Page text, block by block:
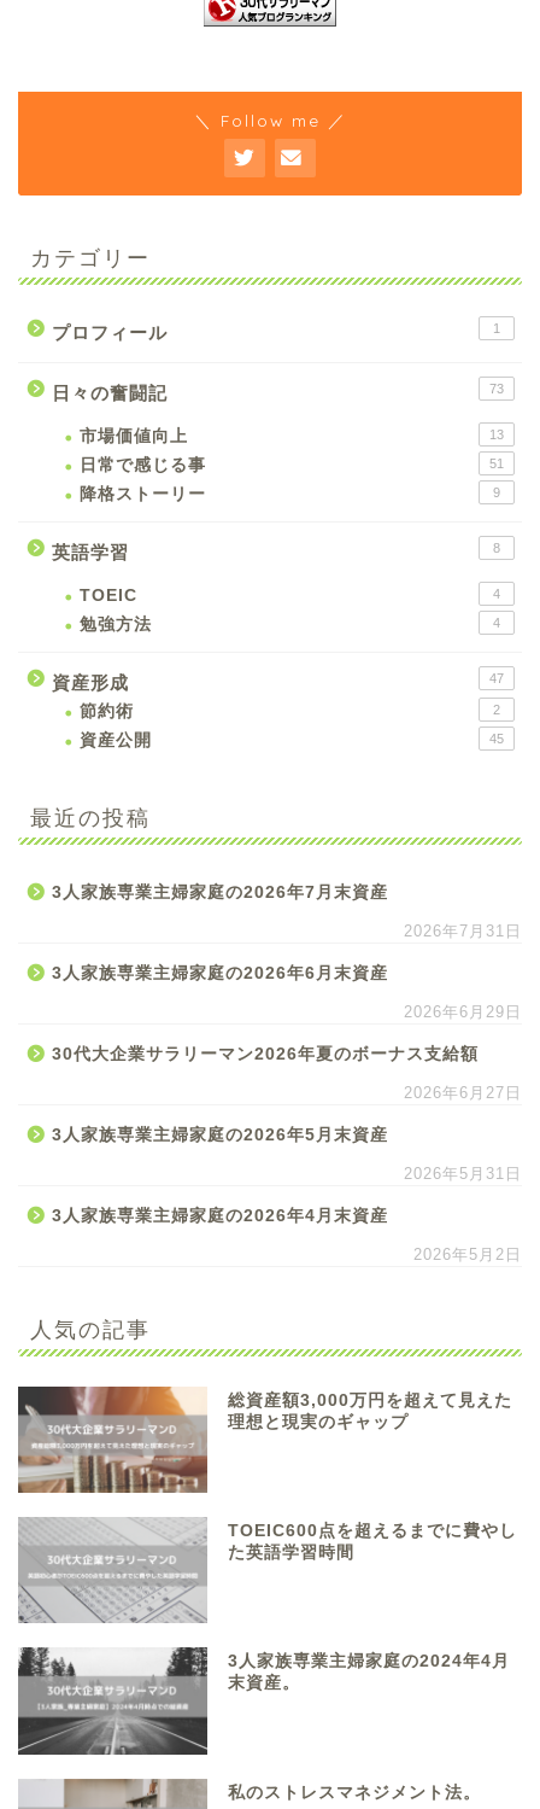
＼ Follow me ／
カテゴリー
プロフィール 1
日々の奮闘記 73
市場価値向上 13
日常で感じる事 51
降格ストーリー 9
英語学習 8
TOEIC 4
勉強方法 4
資産形成 47
節約術 2
資産公開 45
最近の投稿
3人家族専業主婦家庭の2026年7月末資産
2026年7月31日
3人家族専業主婦家庭の2026年6月末資産
2026年6月29日
30代大企業サラリーマン2026年夏のボーナス支給額
2026年6月27日
3人家族専業主婦家庭の2026年5月末資産
2026年5月31日
3人家族専業主婦家庭の2026年4月末資産
2026年5月2日
人気の記事
総資産額3,000万円を超えて見えた
理想と現実のギャップ
TOEIC600点を超えるまでに費やし
た英語学習時間
3人家族専業主婦家庭の2024年4月
末資産。
私のストレスマネジメント法。